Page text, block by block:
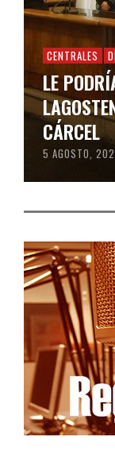
CENTRALES
LE
CÁRCEL
5 AGOSTO,